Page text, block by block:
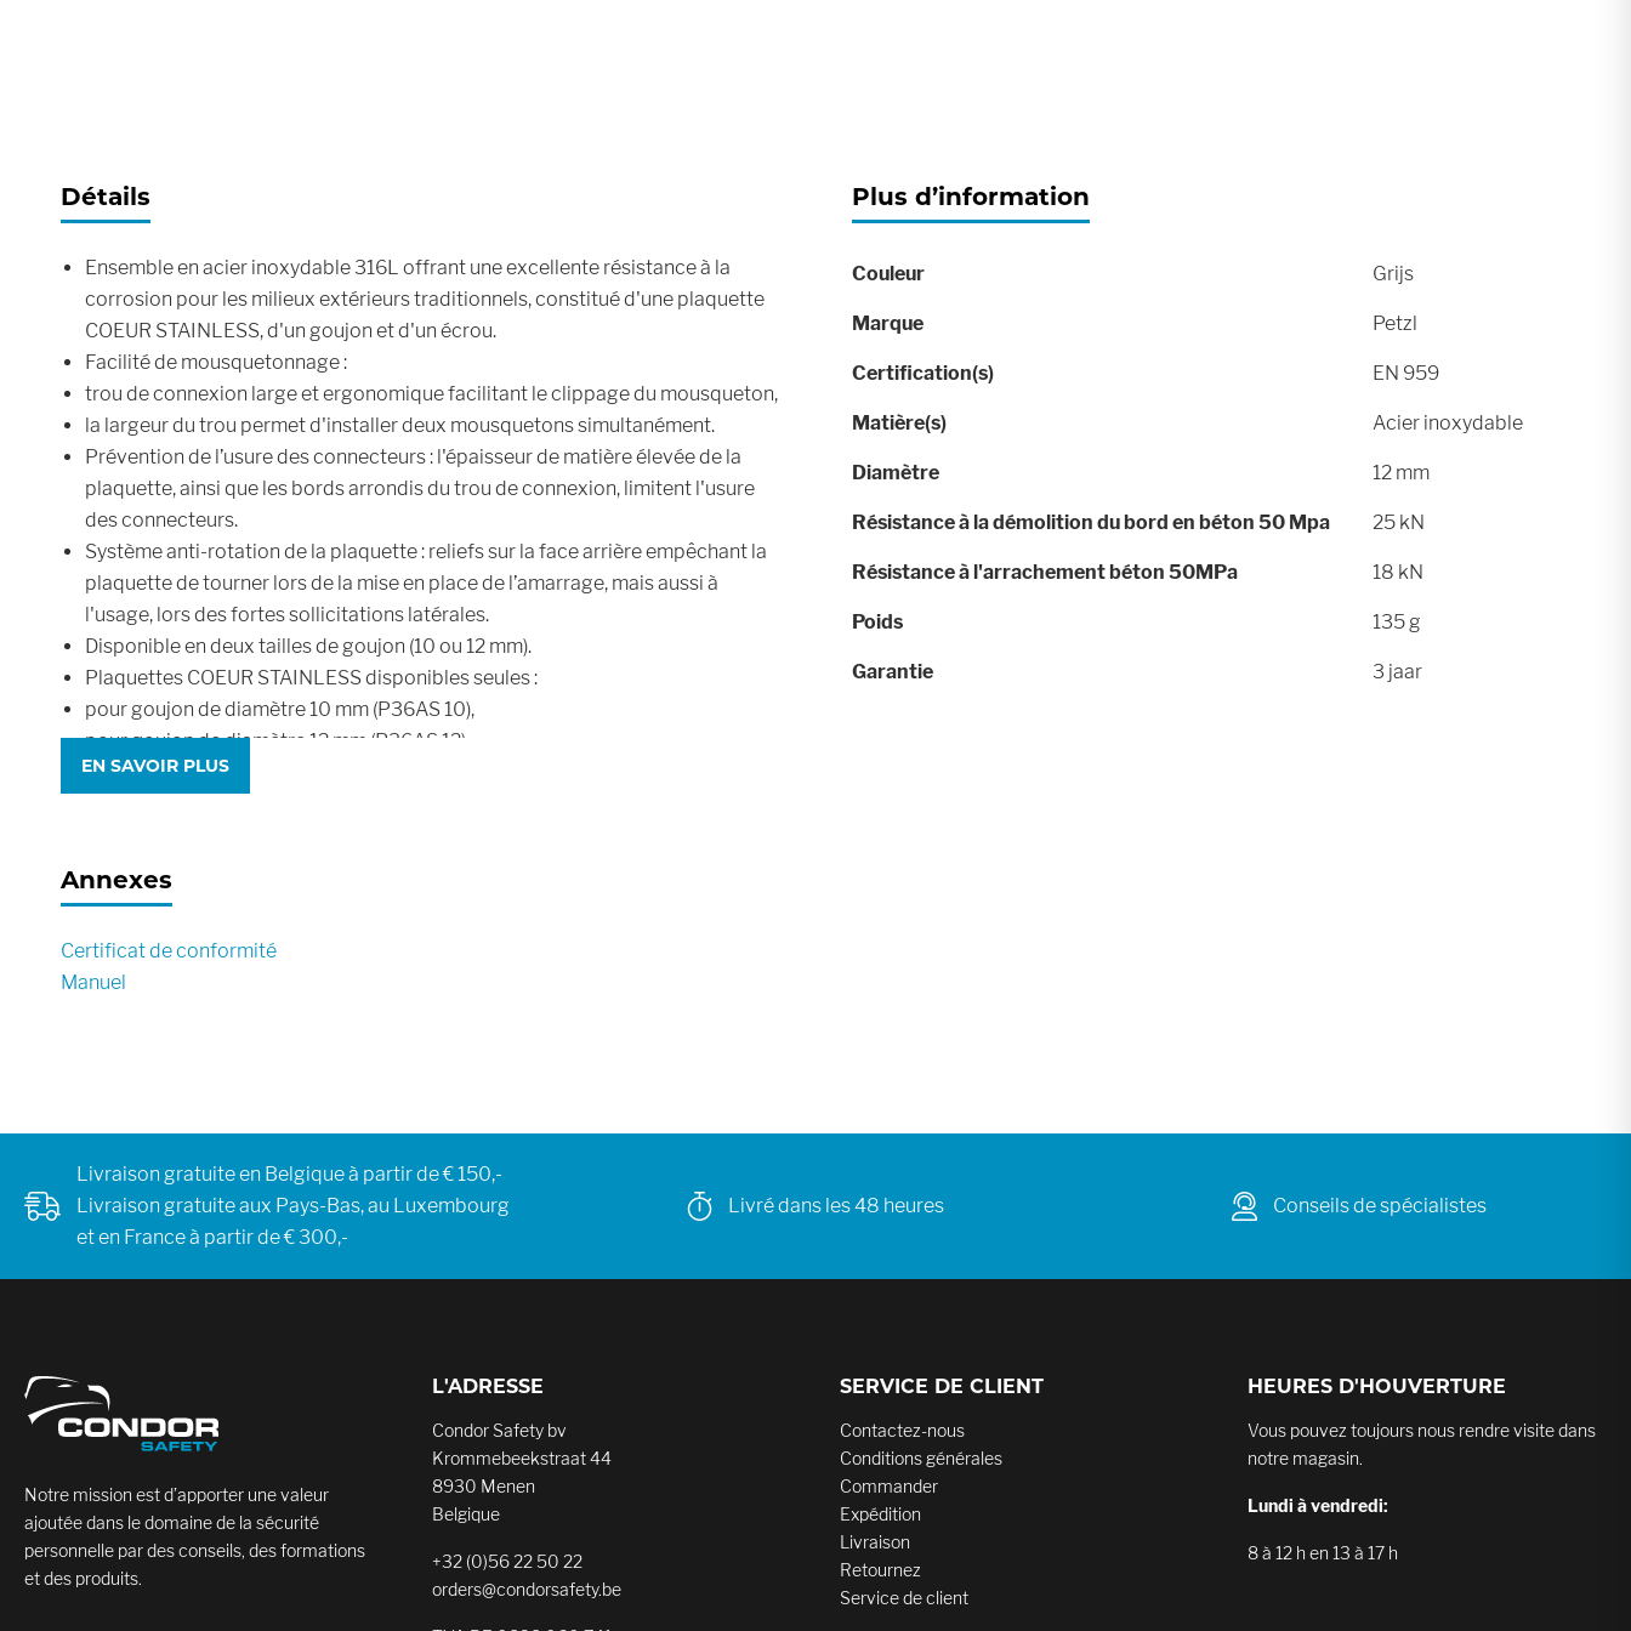
beginning
Détails
Ensemble en acier inoxydable 316L offrant une excellente résistance à la
corrosion pour les milieux extérieurs traditionnels, constitué d'une plaquette
COEUR STAINLESS, d'un goujon et d'un écrou.
Facilité de mousquetonnage :
trou de connexion large et ergonomique facilitant le clippage du mousqueton,
la largeur du trou permet d'installer deux mousquetons simultanément.
Prévention de l’usure des connecteurs : l'épaisseur de matière élevée de la
plaquette, ainsi que les bords arrondis du trou de connexion, limitent l'usure
des connecteurs.
Système anti-rotation de la plaquette : reliefs sur la face arrière empêchant la
plaquette de tourner lors de la mise en place de l’amarrage, mais aussi à
l'usage, lors des fortes sollicitations latérales.
Disponible en deux tailles de goujon (10 ou 12 mm).
Plaquettes COEUR STAINLESS disponibles seules :
pour goujon de diamètre 10 mm (P36AS 10),
pour goujon de diamètre 12 mm (P36AS 12).
EN SAVOIR PLUS
Plus d’information
Plus
Couleur Grijs
Marque Petzl
Certification(s) EN 959
Matière(s) Acier inoxydable
Diamètre 12 mm
Résistance à la démolition du bord en béton 50 Mpa 25 kN
Résistance à l'arrachement béton 50MPa 18 kN
Poids 135 g
Garantie 3 jaar
Annexes
Certificat de conformité
Manuel
Livraison gratuite en Belgique à partir de € 150,-
Livraison gratuite aux Pays-Bas, au Luxembourg
et en France à partir de € 300,-
Livré dans les 48 heures Conseils de spécialistes
Notre mission est d’apporter une valeur
ajoutée dans le domaine de la sécurité
personnelle par des conseils, des formations
et des produits.
L'ADRESSE
Condor Safety bv
Krommebeekstraat 44
8930 Menen
Belgique
+32 (0)56 22 50 22
orders@condorsafety.be
SERVICE DE CLIENT
Contactez-nous
Conditions générales
Commander
Expédition
Livraison
Retournez
Service de client
HEURES D'HOUVERTURE
Vous pouvez toujours nous rendre visite dans
notre magasin.
Lundi à vendredi:
8 à 12 h en 13 à 17 h